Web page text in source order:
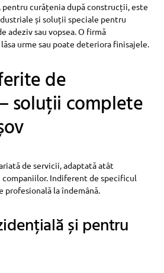
pentru curățenia după construcții, este
și soluții speciale pentru
adeziv sau vopsea. O firmă
urme sau poate deteriora finisajele.
de
soluții complete
de servicii, adaptată atât
companiilor. Indiferent de specificul
profesională la îndemână.
și pentru